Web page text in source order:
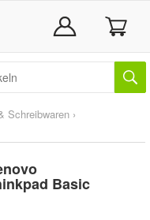
Schreibwaren ›
Basic